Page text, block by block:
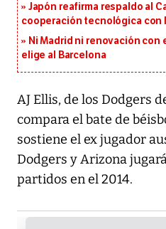
Japón reafirma respaldo al
cooperación tecnológica con
Ni Madrid ni renovación con
elige al Barcelona
AJ Ellis, de los Dodgers
compara el bate de
sostiene el ex jugador
Dodgers y Arizona
partidos en el 2014.